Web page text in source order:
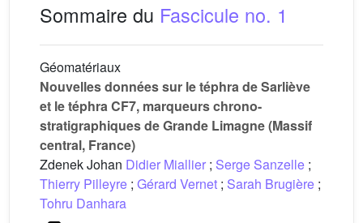
Sommaire du Fascicule no. 1
Géomatériaux
Nouvelles données sur le téphra de Sarliève
et le téphra CF7, marqueurs chrono-
stratigraphiques de Grande Limagne (Massif
central, France)
Zdenek Johan Didier Miallier ; Serge Sanzelle ;
Thierry Pilleyre ; Gérard Vernet ; Sarah Brugière ;
Tohru Danhara